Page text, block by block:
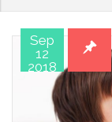
Sep
12
2018